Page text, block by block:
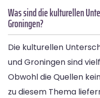
Was sind die kulturellen
Groningen?
Die kulturellen
und Groningen sind
Obwohl die Quellen
zu diesem Thema